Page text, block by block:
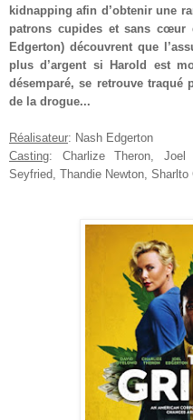
kidnapping afin d’obtenir une
patrons cupides et sans cœur
Edgerton) découvrent que
plus d’argent si Harold est
désemparé, se retrouve traqué
de la drogue...
Réalisateur: Nash Edgerton
Casting: Charlize Theron, Joel
Seyfried, Thandie Newton, Sharlto